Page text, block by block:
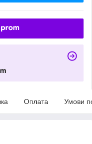
Оплата Умови